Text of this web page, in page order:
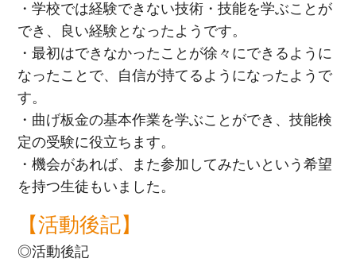
・学校では経験できない技術・技能を学ぶことが
でき、良い経験となったようです。
・最初はできなかったことが徐々にできるように
なったことで、自信が持てるようになったようで
す。
・曲げ板金の基本作業を学ぶことができ、技能検
定の受験に役立ちます。
・機会があれば、また参加してみたいという希望
を持つ生徒もいました。
【活動後記】
◎活動後記